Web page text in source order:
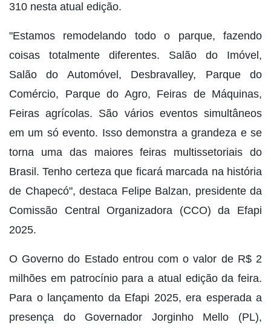
310 nesta atual edição.
"Estamos remodelando todo o parque, fazendo
coisas totalmente diferentes. Salão do Imóvel,
Salão do Automóvel, Desbravalley, Parque do
Comércio, Parque do Agro, Feiras de Máquinas,
Feiras agrícolas. São vários eventos simultâneos
em um só evento. Isso demonstra a grandeza e se
torna uma das maiores feiras multissetoriais do
Brasil. Tenho certeza que ficará marcada na história
de Chapecó", destaca Felipe Balzan, presidente da
Comissão Central Organizadora (CCO) da Efapi
2025.
O Governo do Estado entrou com o valor de R$ 2
milhões em patrocínio para a atual edição da feira.
Para o lançamento da Efapi 2025, era esperada a
presença do Governador Jorginho Mello (PL),